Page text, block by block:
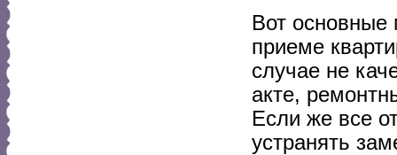
Вот основные
приеме
случае не
акте,
Если же все
устранять